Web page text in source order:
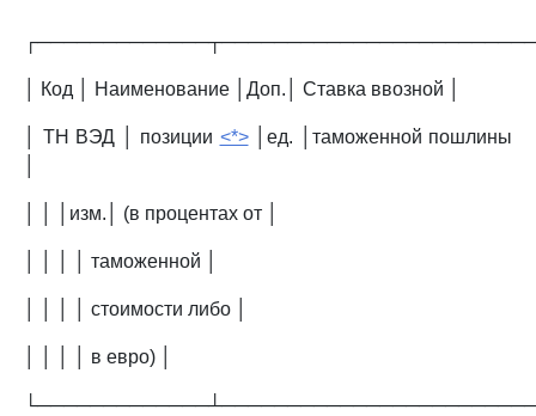
│ Код │ Наименование │Доп.│ Ставка ввозной │
│ ТН ВЭД │ позиции <*>│ед. │таможенной пошлины
│ │ │изм.│ (в процентах от │
│ │ │ │ таможенной │
│ │ │ │ стоимости либо │
│ │ │ │ в евро) │